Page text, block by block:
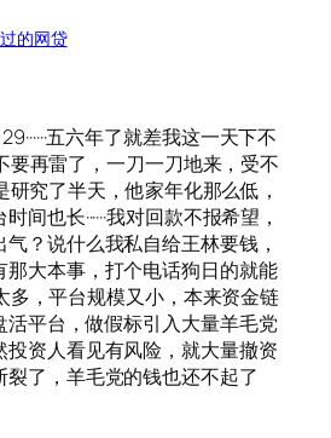
的网贷
五六年了就差我这一天下不
不要再雷了，一刀一刀地来，受不
是研究了半天，他家年化那么低，
也长······我对回款不报希望，
？说什么我私自给王林要钱，
那大本事，打个电话狗日的就能
太多，平台规模又小，本来资金链
平台，做假标引入大量羊毛党
资人看见有风险，就大量撤资
裂了，羊毛党的钱也还不起了